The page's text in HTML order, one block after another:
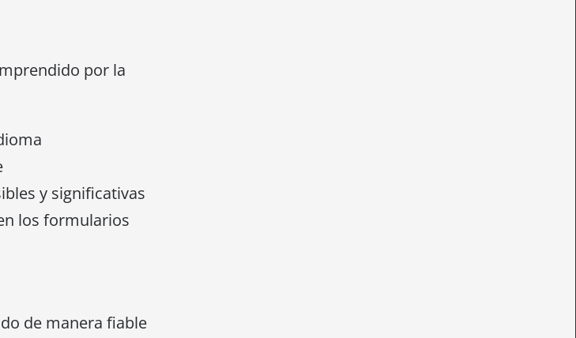
por la
y significativas
los formularios
de manera fiable